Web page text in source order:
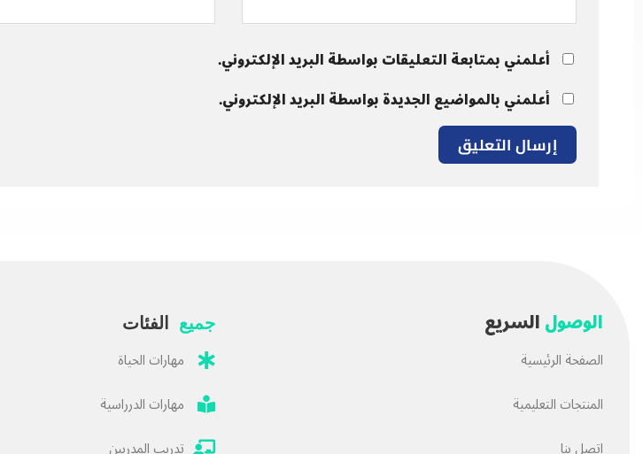
أعلمني بمتابعة التعليقات بواسطة البريد الإلكتروني.
أعلمني بالمواضيع الجديدة بواسطة البريد الإلكتروني.
الوصولالسريع
الصفحة الرئيسية
المنتجات التعليمية
جميع الفئات
مهارات الحياة
مهارات الدرراسية